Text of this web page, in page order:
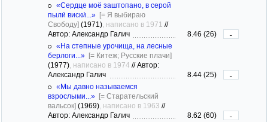
«Сердце моё заштопано, в серой
пыли́ виски́...» [= Я выбираю
Свободу] (1971) , написано в 1971 //
Автор: Александр Галич
8.46 (26)
-
«На степные урочища, на лесные
берлоги...» [= Китеж; Русские плачи]
(1977) , написано в 1974 //Автор:
Александр Галич
8.44 (25)
-
«Мы давно называемся
взрослыми...» [= Старательский
вальсок] (1969) , написано в 1963 //
Автор: Александр Галич
8.62 (60)
-